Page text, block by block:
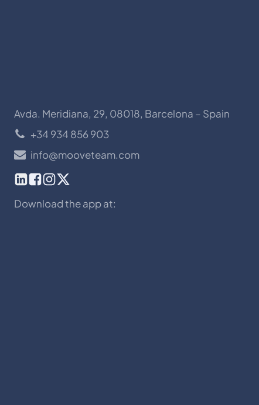
Avda. Meridiana, 29, 08018, Barcelona – Spain
+34 934 856 903
info@mooveteam.com
Download the app at: